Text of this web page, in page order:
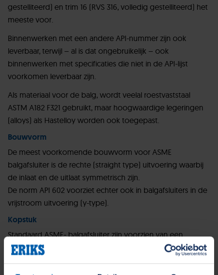
gestelliteerd) en trim 16 (RVS 316, volledig gestelliteerd) het
meeste voor.
Binnenwerken met een andere API-nummer zijn ook
leverbaar, terwijl – al is dat ongebruikelijk – ook
binnenwerken met specificaties die niet in de API-lijst
voorkomen leverbaar zijn.
Als materiaal voor de balg, wordt veelal roestvaststaal
ASTM A182 F321 gebruikt, maar hoogwaardige legeringen
(alloys) als Hastelloy worden ook toegepast.
Bouwvorm
De meest voorkomende bouwvorm voor ASME
balgafsluiter is de rechte (straight type) uitvoering waarbij
de inlaat en de uitlaat symmetrisch zijn.
De norm API 602 voorziet echter ook in balgafsluiters in de
vrijstroom uitvoering (y-type).
Kopstuk
Standaard ASME- balgafsluiter zijn voorzien van een
kopstuk of “bonnet” dat met bouten is vastgezet: bolted
verlengd kopstuk: extended bonnet, voor gebruik bij hoge